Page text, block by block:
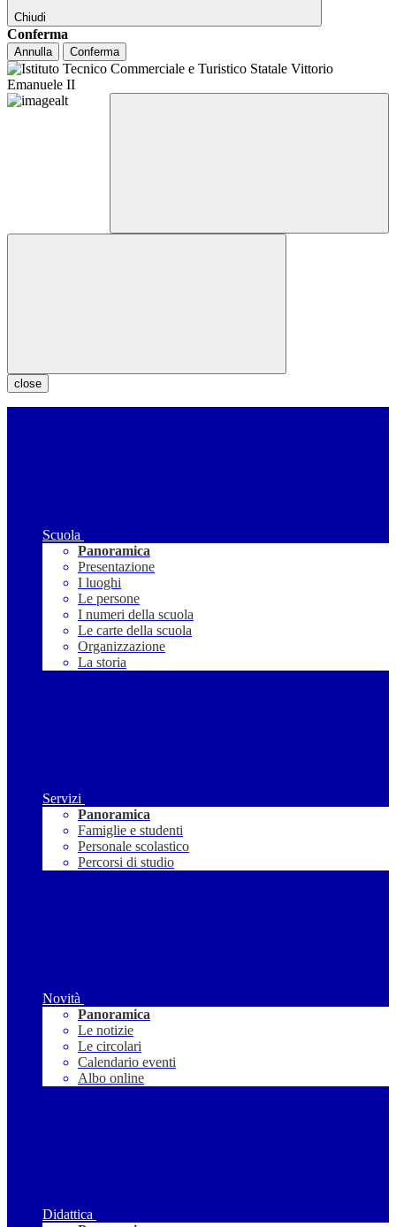
Chiudi
Conferma
Annulla Conferma
close
Scuola
Panoramica
Presentazione
I luoghi
Le persone
I numeri della scuola
Le carte della scuola
Organizzazione
La storia
Servizi
Panoramica
Famiglie e studenti
Personale scolastico
Percorsi di studio
Novità
Panoramica
Le notizie
Le circolari
Calendario eventi
Albo online
Didattica